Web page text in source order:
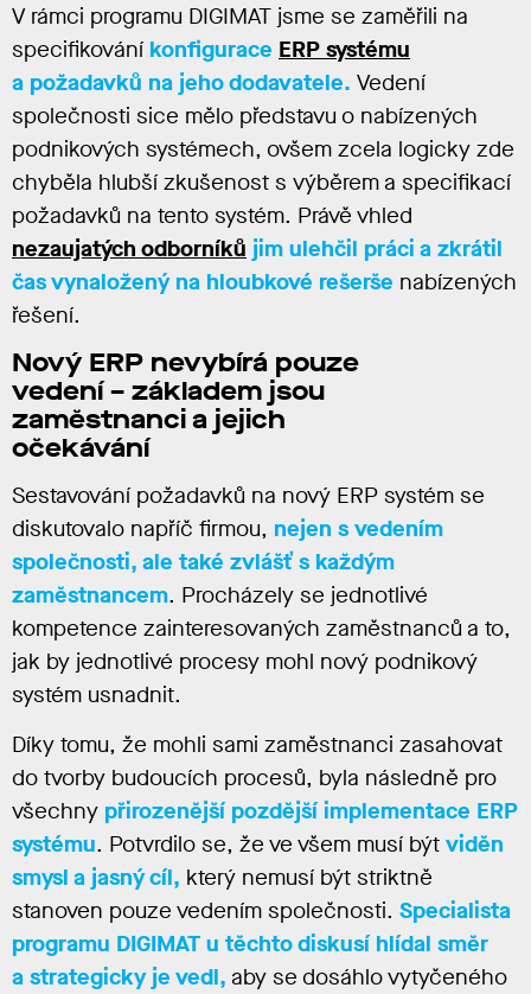
V rámci programu DIGIMAT jsme se zaměřili na
specifikování konfigurace ERP systému
a požadavků na jeho dodavatele. Vedení
společnosti sice mělo představu o nabízených
podnikových systémech, ovšem zcela logicky zde
chyběla hlubší zkušenost s výběrem a specifikací
požadavků na tento systém. Právě vhled
nezaujatých odborníků jim ulehčil práci a zkrátil
čas vynaložený na hloubkové rešerše nabízených
řešení.
Nový ERP nevybírá pouze
vedení – základem jsou
zaměstnanci a jejich
očekávání
Sestavování požadavků na nový ERP systém se
diskutovalo napříč firmou, nejen s vedením
společnosti, ale také zvlášť s každým
zaměstnancem. Procházely se jednotlivé
kompetence zainteresovaných zaměstnanců a to,
jak by jednotlivé procesy mohl nový podnikový
systém usnadnit.
Díky tomu, že mohli sami zaměstnanci zasahovat
do tvorby budoucích procesů, byla následně pro
všechny přirozenější pozdější implementace ERP
systému. Potvrdilo se, že ve všem musí být viděn
smysl a jasný cíl, který nemusí být striktně
stanoven pouze vedením společnosti. Specialista
programu DIGIMAT u těchto diskusí hlídal směr
a strategicky je vedl, aby se dosáhlo vytyčeného